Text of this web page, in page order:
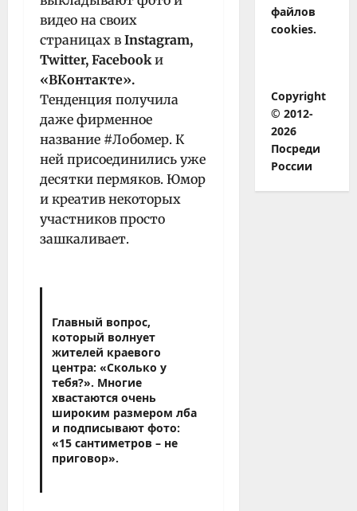
видео на своих
страницах в Instagram,
Twitter, Facebook и
«ВКонтакте».
Тенденция получила
даже фирменное
название #Лобомер. К
ней присоединились уже
десятки пермяков. Юмор
и креатив некоторых
участников просто
зашкаливает.
Главный вопрос,
который волнует
жителей краевого
центра: «Сколько у
тебя?». Многие
хвастаются очень
широким размером лба
и подписывают фото:
«15 сантиметров – не
приговор».
файлов
cookies.
Copyright
© 2012-
2026
Посреди
России